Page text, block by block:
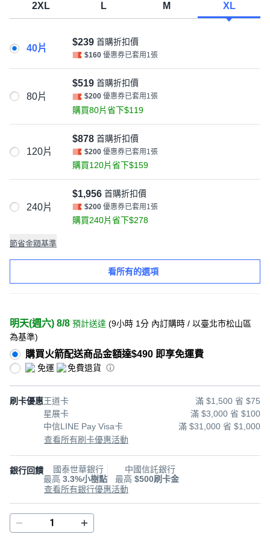
2XL L M XL
40片
$239 首購折扣價
$160 優惠券已套用1張
80片
$519 首購折扣價
$200 優惠券已套用1張
購買80片省下$119
120片
$878 首購折扣價
$200 優惠券已套用1張
購買120片省下$159
240片
$1,956 首購折扣價
$200 優惠券已套用1張
購買240片省下$278
節省金額基準
看所有的選項
明天(週六) 8/8 預計送達 (9小時 1分 內訂購時 / 以臺北市松山區
為基準)
購買火箭配送商品金額達$490 即享免運費
免運 免費退貨
刷卡優惠王道卡
滿 $1,500 省 $75
星展卡
滿 $3,000 省 $100
中信LINE Pay Visa卡
滿 $31,000 省 $1,000
查看所有刷卡優惠活動
銀行回饋
國泰世華銀行
最高 3.3%小樹點
中國信託銀行
最高 $500刷卡金
查看所有銀行優惠活動